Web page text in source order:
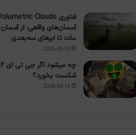
آسمان‌های واقعی: از آسمان
مات تا ابرهای سه‌بعدی
2026-05-25
چه میشود اگر جی تی ای ۶
شکست بخورد؟
2026-04-12